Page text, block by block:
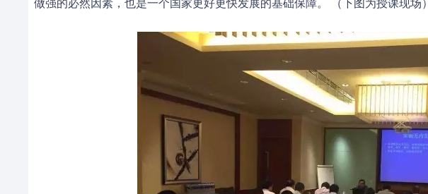
做强的必然因素，也是一个国家更好更快发展的基础保障。 （下图为授课现场）